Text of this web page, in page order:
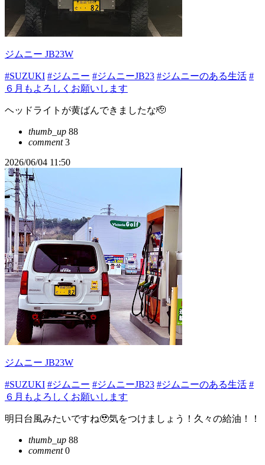
ジムニー JB23W
#SUZUKI #ジムニー #ジムニーJB23 #ジムニーのある生活 #
６月もよろしくお願いします
ヘッドライトが黄ばんできましたな🫡
thumb_up 88
comment3
2026/06/04 11:50
ジムニー JB23W
#SUZUKI #ジムニー #ジムニーJB23 #ジムニーのある生活 #
６月もよろしくお願いします
明日台風みたいですね🥹気をつけましょう！久々の給油！！
thumb_up 88
comment0